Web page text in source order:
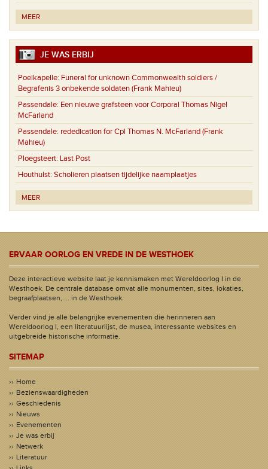
MEER
JE WAS ERBIJ
Poelkapelle: Funeral for unknown Commonwealth soldiers /
Begrafenis 3 onbekende soldaten (Frank Mahieu)
Passendale: Een nieuwe grafsteen voor Corporal Thomas Nigel
McFarland
Passendale: rededication for Cpl Thomas N. McFarland (Frank
Mahieu)
Ploegsteert: Last Post
Houthulst: Scholieren plaatsen tijdelijke naamplaatjes
MEER
ERVAAR OORLOG EN VREDE IN DE WESTHOEK
Deze interactieve website laat je kennismaken met Wereldoorlog I in de
Westhoek. De centrale database omvat alle monumenten, sites, lokaties,
begraafplaatsen, ... in de Westhoek.
Verder vind je alle belangrijke evenementen die herinneren aan
Wereldoorlog I, een literatuurlijst, de musea, interessante websites en
uitgebreide historische informatie.
SITEMAP
Home
Bezienswaardigheden
Geschiedenis
Nieuws
Evenementen
Je was erbij
Netwerk
Literatuur